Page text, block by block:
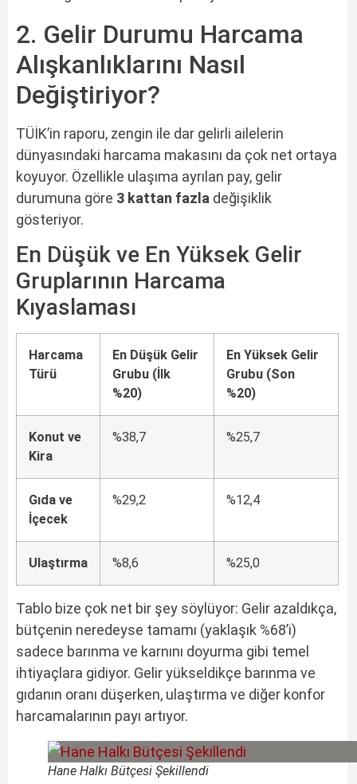
2. Gelir Durumu Harcama
Alışkanlıklarını Nasıl
Değiştiriyor?
TÜİK’in raporu, zengin ile dar gelirli ailelerin
dünyasındaki harcama makasını da çok net ortaya
koyuyor. Özellikle ulaşıma ayrılan pay, gelir
durumuna göre 3 kattan fazla değişiklik
gösteriyor.
En Düşük ve En Yüksek Gelir
Gruplarının Harcama
Kıyaslaması
Harcama
Türü
En Düşük Gelir
Grubu (İlk
%20)
En Yüksek Gelir
Grubu (Son
%20)
Konut ve
Kira
%38,7 %25,7
Gıda ve
İçecek
%29,2 %12,4
Ulaştırma %8,6 %25,0
Tablo bize çok net bir şey söylüyor: Gelir azaldıkça,
bütçenin neredeyse tamamı (yaklaşık %68’i)
sadece barınma ve karnını doyurma gibi temel
ihtiyaçlara gidiyor. Gelir yükseldikçe barınma ve
gıdanın oranı düşerken, ulaştırma ve diğer konfor
harcamalarının payı artıyor.
Hane Halkı Bütçesi Şekillendi